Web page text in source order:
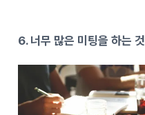
6. 너무 많은 미팅을 하는 것